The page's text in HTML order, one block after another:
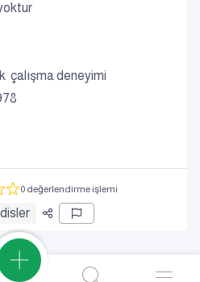
çalışma deneyimi
0 değerlendirme işlemi